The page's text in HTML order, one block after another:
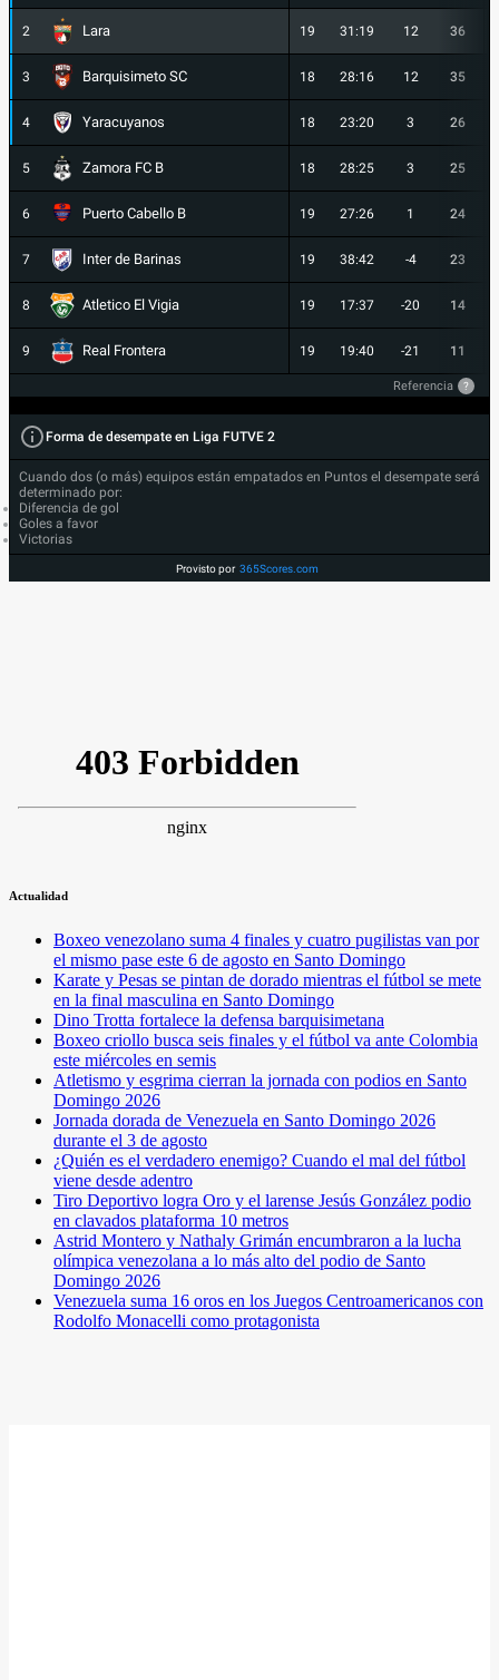
2 Lara 19 31:19 12 36
3 Barquisimeto SC 18 28:16 12 35
4 Yaracuyanos 18 23:20 3 26
5 Zamora FC B 18 28:25 3 25
6 Puerto Cabello B 19 27:26 1 24
7 Inter de Barinas 19 38:42 -4 23
8 Atletico El Vigia 19 17:37 -20 14
9 Real Frontera 19 19:40 -21 11
Referencia ?
Forma de desempate en Liga FUTVE 2
Cuando dos (o más) equipos están empatados en Puntos el desempate será
determinado por:
Diferencia de gol
Goles a favor
Victorias
Provisto por 365Scores.com
Actualidad
Boxeo venezolano suma 4 finales y cuatro pugilistas van por
el mismo pase este 6 de agosto en Santo Domingo
Karate y Pesas se pintan de dorado mientras el fútbol se mete
en la final masculina en Santo Domingo
Dino Trotta fortalece la defensa barquisimetana
Boxeo criollo busca seis finales y el fútbol va ante Colombia
este miércoles en semis
Atletismo y esgrima cierran la jornada con podios en Santo
Domingo 2026
Jornada dorada de Venezuela en Santo Domingo 2026
durante el 3 de agosto
¿Quién es el verdadero enemigo? Cuando el mal del fútbol
viene desde adentro
Tiro Deportivo logra Oro y el larense Jesús González podio
en clavados plataforma 10 metros
Astrid Montero y Nathaly Grimán encumbraron a la lucha
olímpica venezolana a lo más alto del podio de Santo
Domingo 2026
Venezuela suma 16 oros en los Juegos Centroamericanos con
Rodolfo Monacelli como protagonista